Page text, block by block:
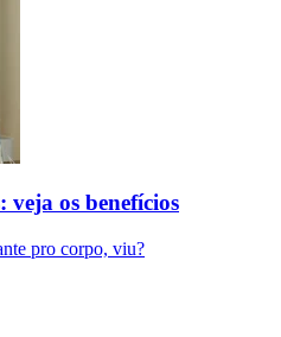
os benefícios
pro corpo, viu?